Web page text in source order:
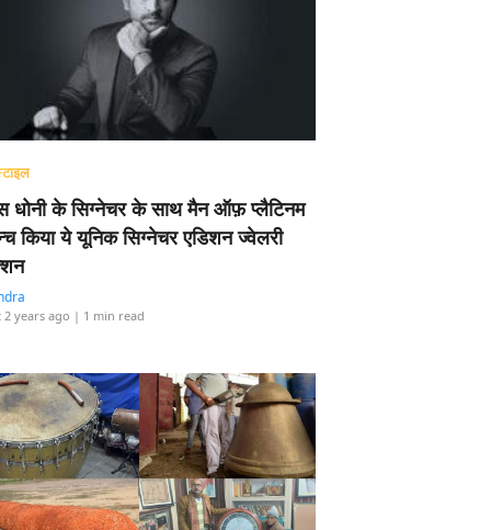
धोनी के सिग्नेचर के साथ मैन ऑफ़ प्लैटिनम
किया ये यूनिक सिग्नेचर एडिशन ज्वेलरी
2 years ago | 1 min read